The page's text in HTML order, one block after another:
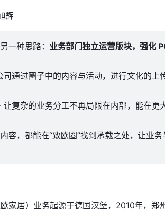
辉
一种思路： 业务部门独立运营版块，强化
通过圈子中的内容与活动，进行文化的上
复杂的业务分工不再局限在内部，能在更
容，都能在“致欧圈”找到承载之处，让业
家居）业务起源于德国汉堡，2010年，郑